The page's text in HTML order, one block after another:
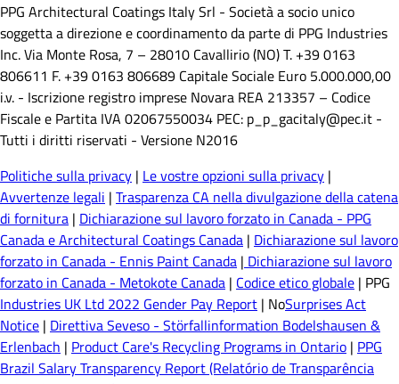
PPG Architectural Coatings Italy Srl - Società a socio unico
soggetta a direzione e coordinamento da parte di PPG Industries
Inc. Via Monte Rosa, 7 – 28010 Cavallirio (NO) T. +39 0163
806611 F. +39 0163 806689 Capitale Sociale Euro 5.000.000,00
i.v. - Iscrizione registro imprese Novara REA 213357 – Codice
Fiscale e Partita IVA 02067550034 PEC: p_p_gacitaly@pec.it -
Tutti i diritti riservati - Versione N2016
Politiche sulla privacy | Le vostre opzioni sulla privacy |
Avvertenze legali | Trasparenza CA nella divulgazione della catena
di fornitura | Dichiarazione sul lavoro forzato in Canada - PPG
Canada e Architectural Coatings Canada | Dichiarazione sul lavoro
forzato in Canada - Ennis Paint Canada | Dichiarazione sul lavoro
forzato in Canada - Metokote Canada | Codice etico globale | PPG
Industries UK Ltd 2022 Gender Pay Report | NoSurprises Act
Notice | Direttiva Seveso - Störfallinformation Bodelshausen &
Erlenbach | Product Care's Recycling Programs in Ontario | PPG
Brazil Salary Transparency Report (Relatório de Transparência